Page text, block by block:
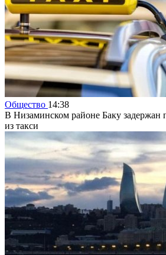
Общество 14:38
В Низаминском районе Баку задержан
из такси